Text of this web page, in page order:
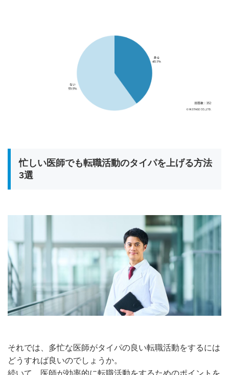
忙しい医師でも転職活動のタイパを上げる方法
3選
それでは、多忙な医師がタイパの良い転職活動をするには
どうすれば良いのでしょうか。
続いて、医師が効率的に転職活動をするためのポイントを